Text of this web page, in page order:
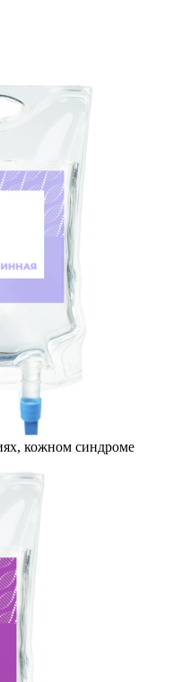
кожном синдроме